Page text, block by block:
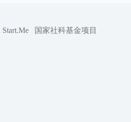
Start.Me 国家社科基金项目